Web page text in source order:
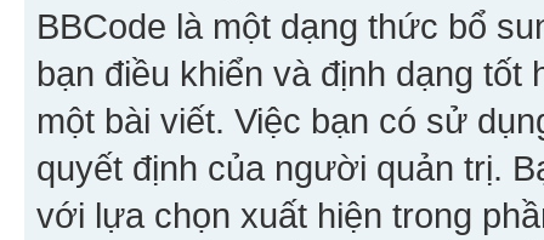
BBCode là một dạng thức bổ
bạn điều khiển và định dạng
một bài viết. Việc bạn có sử
quyết định của người quản trị.
với lựa chọn xuất hiện trong